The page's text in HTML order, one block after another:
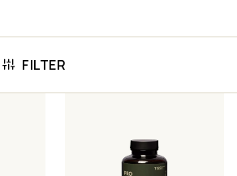
FILTER